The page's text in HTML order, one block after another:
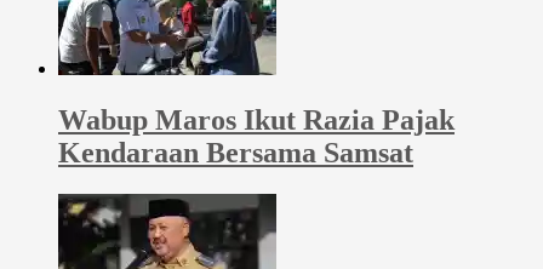
Wabup Maros Ikut Razia Pajak
Kendaraan Bersama Samsat